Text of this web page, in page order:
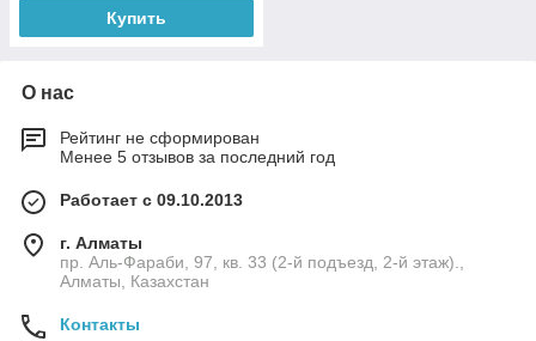
Купить
О нас
Рейтинг не сформирован
Менее 5 отзывов за последний год
Работает с 09.10.2013
г. Алматы
пр. Аль-Фараби, 97, кв. 33 (2-й подъезд, 2-й этаж).,
Алматы, Казахстан
Контакты